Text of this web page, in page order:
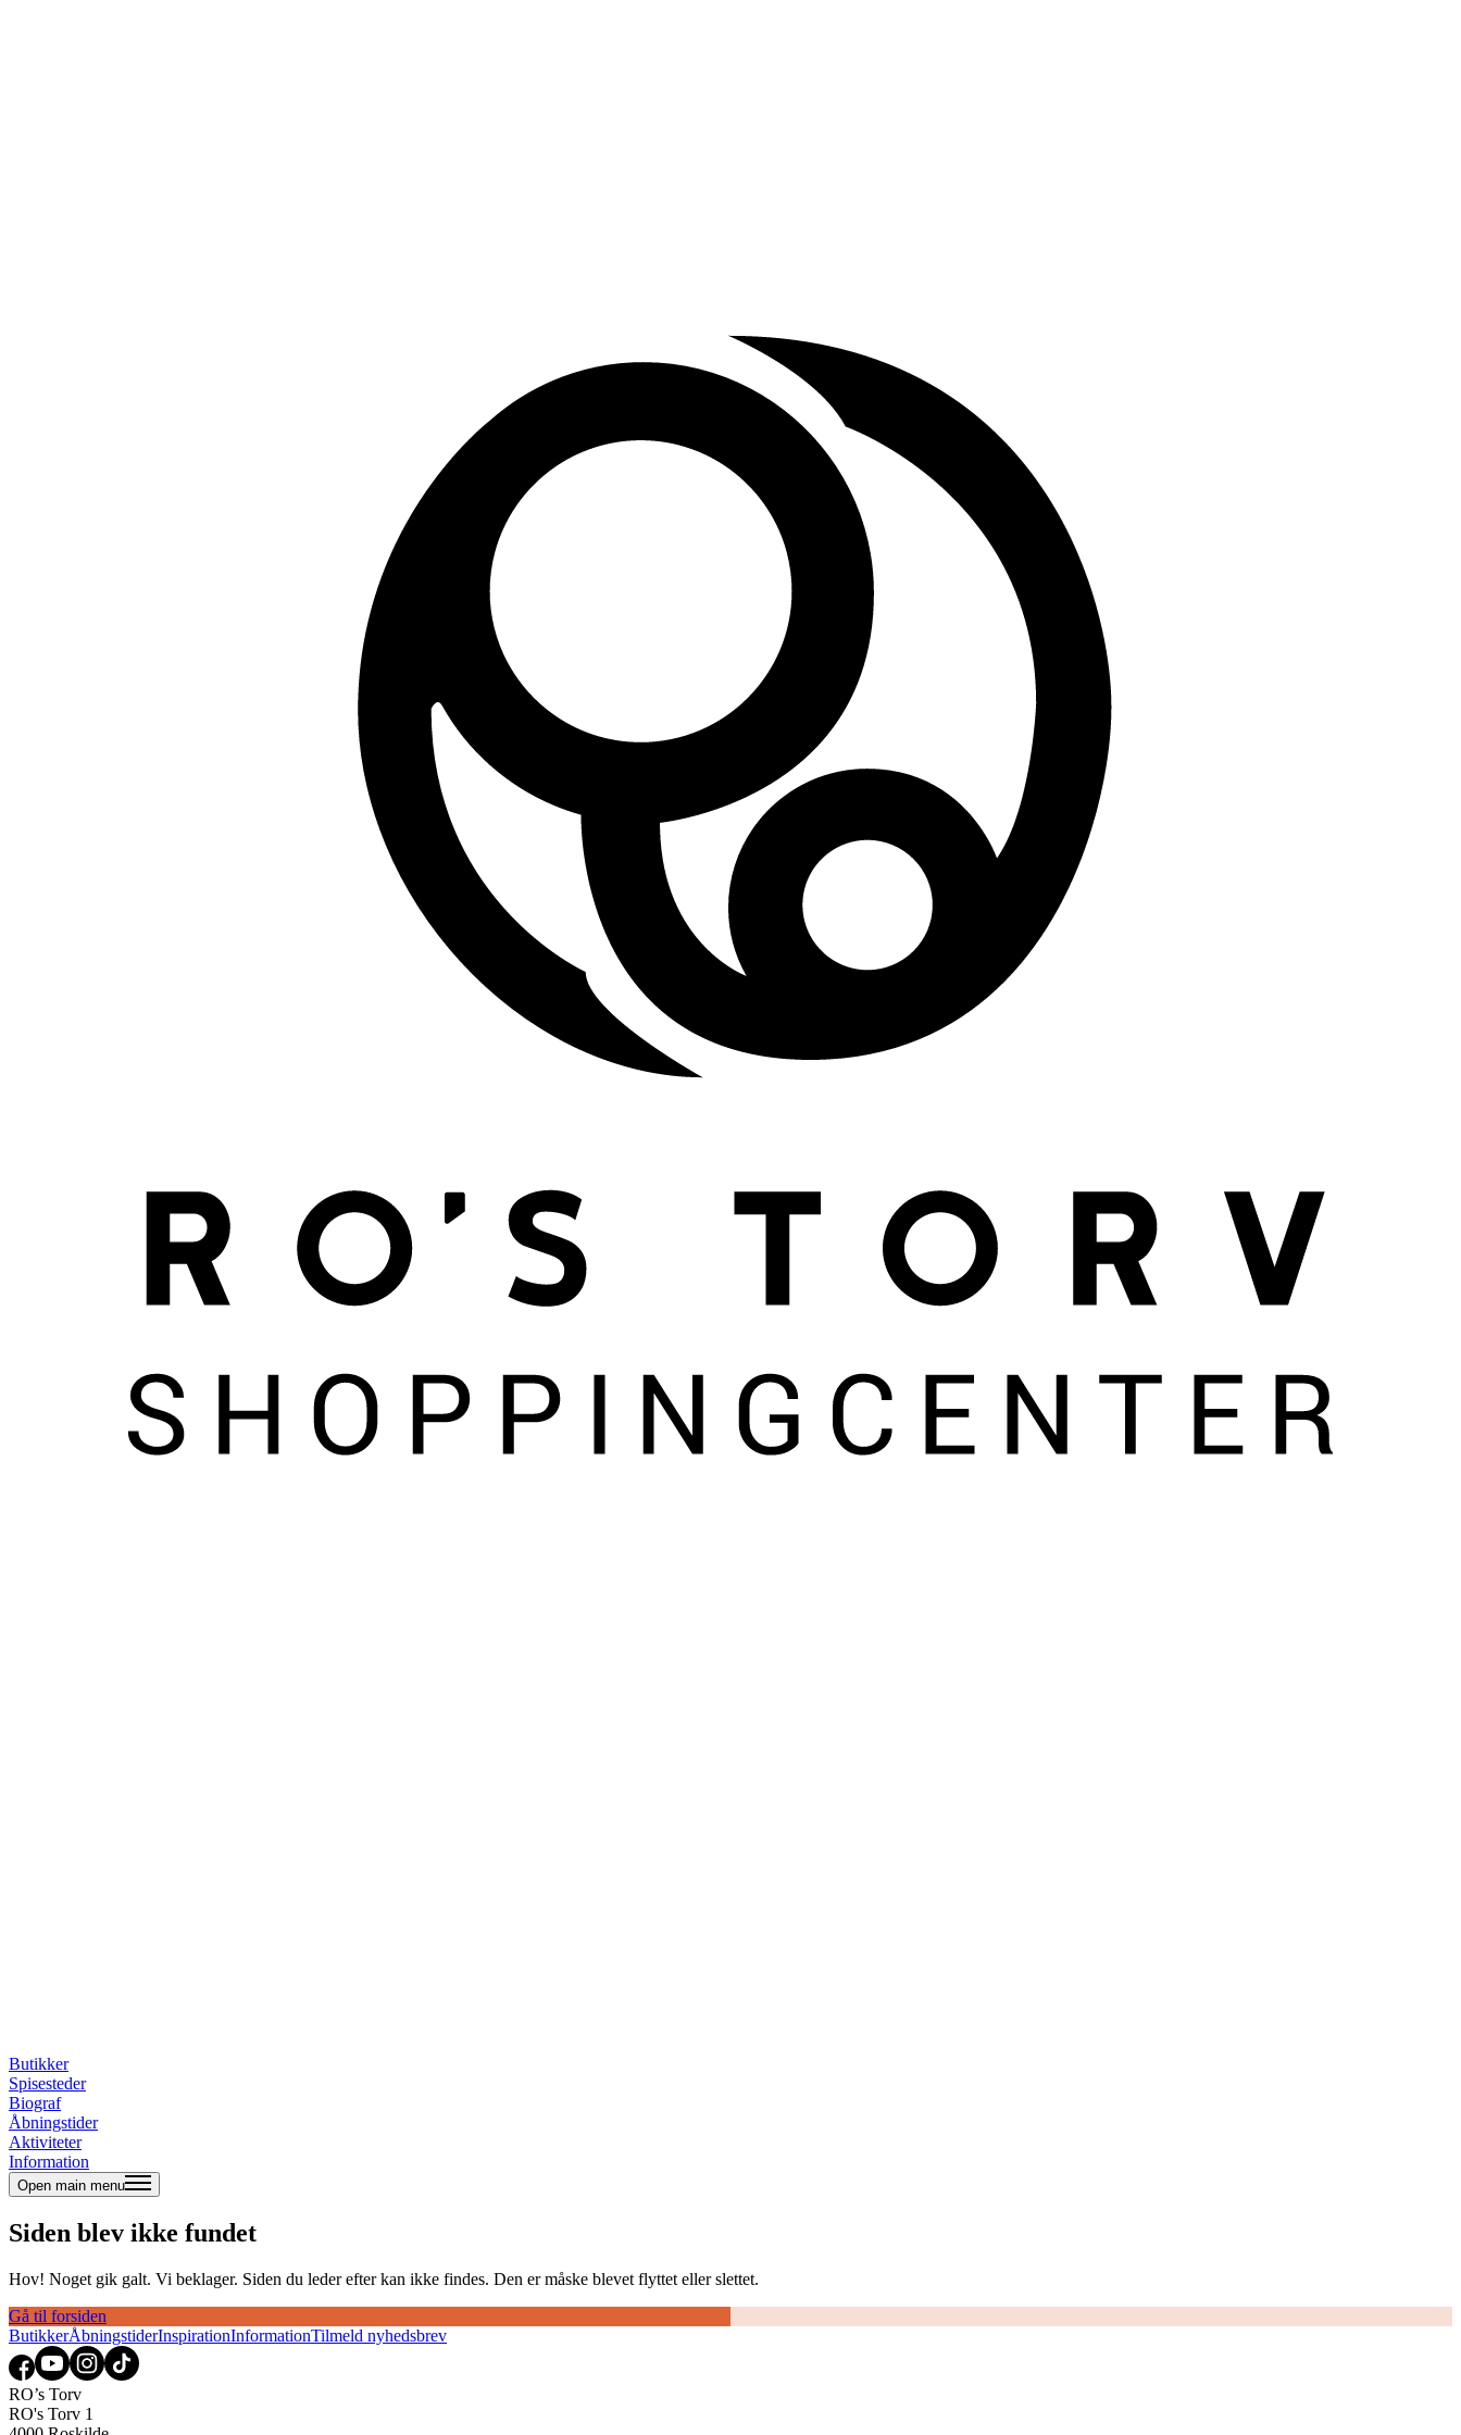
Butikker
Spisesteder
Biograf
Åbningstider
Aktiviteter
Information
Open main menu
Siden blev ikke fundet
Hov! Noget gik galt. Vi beklager. Siden du leder efter kan ikke findes. Den er måske blevet flyttet eller slettet.
Gå til forsiden
ButikkerÅbningstiderInspirationInformationTilmeld nyhedsbrev
RO’s Torv
RO's Torv 1